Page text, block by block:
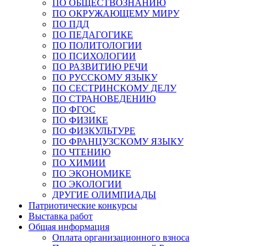
ПО ОБЩЕСТВОЗНАНИЮ
ПО ОКРУЖАЮЩЕМУ МИРУ
ПО ПДД
ПО ПЕДАГОГИКЕ
ПО ПОЛИТОЛОГИИ
ПО ПСИХОЛОГИИ
ПО РАЗВИТИЮ РЕЧИ
ПО РУССКОМУ ЯЗЫКУ
ПО СЕСТРИНСКОМУ ДЕЛУ
ПО СТРАНОВЕДЕНИЮ
ПО ФГОС
ПО ФИЗИКЕ
ПО ФИЗКУЛЬТУРЕ
ПО ФРАНЦУЗСКОМУ ЯЗЫКУ
ПО ЧТЕНИЮ
ПО ХИМИИ
ПО ЭКОНОМИКЕ
ПО ЭКОЛОГИИ
ДРУГИЕ ОЛИМПИАДЫ
Патриотические конкурсы
Выставка работ
Общая информация
Оплата организационного взноса